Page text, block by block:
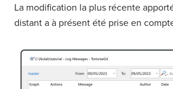
La modification la plus récente
distant a à présent été prise en